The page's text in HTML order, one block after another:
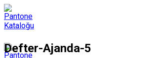
Defter-Ajanda-5